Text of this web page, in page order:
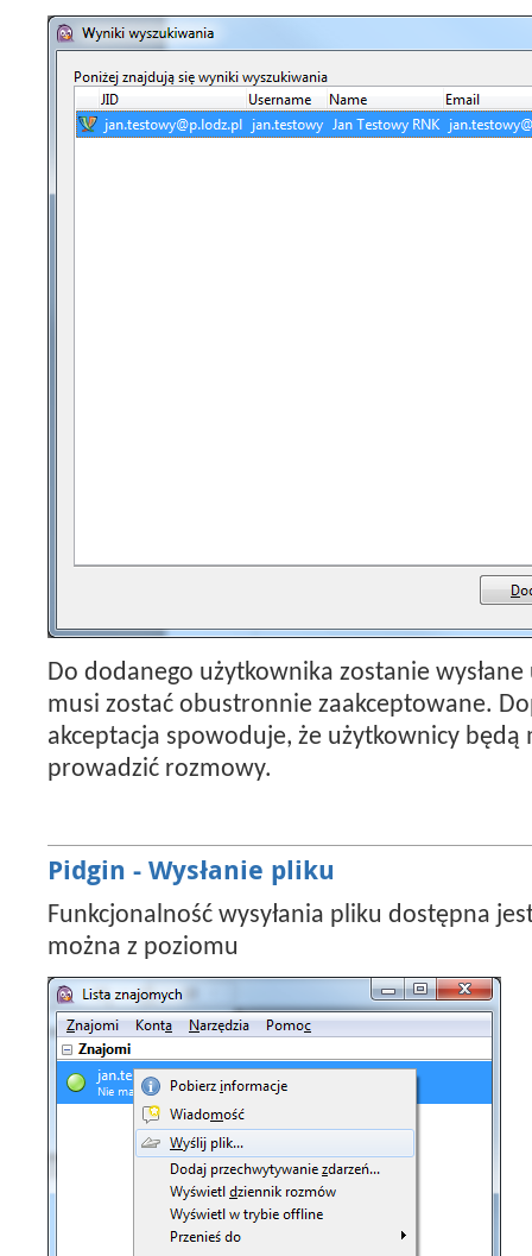
Do dodanego użytkownika zostanie
musi zostać obustronnie zaakceptowane.
akceptacja spowoduje, że użytkownicy będą
prowadzić rozmowy.
Pidgin - Wysłanie pliku
Funkcjonalność wysyłania pliku dostępna
można z poziomu